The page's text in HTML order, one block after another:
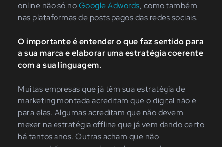
online não só noGoogle Adwords, como também
nas plataformas de posts pagos das redes sociais.
O importante é entender o que faz sentido para
a sua marca e elaborar uma estratégia coerente
com a sua linguagem.
Muitas empresas que já têm sua estratégia de
marketing montada acreditam que o digital não é
para elas. Algumas acreditam que não devem
mexer na estratégia offline que já vem dando certo
há tantos anos. Outras acham que não